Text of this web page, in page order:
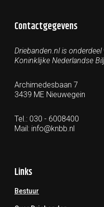
Contactgegevens
Driebanden.nl is onderdeel
Koninklijke Nederlandse
Archimedesbaan 7
3439 ME Nieuwegein
Tel.: 030 - 6008400
Mail: info@knbb.nl
Links
Bestuur